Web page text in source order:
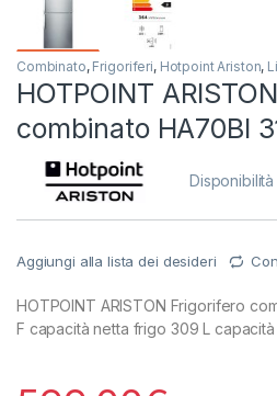
Combinato, Frigoriferi, Hotpoint Ariston,
HOTPOINT
combinato HA70BI
Disponibilità
Aggiungi alla lista dei desideri
HOTPOINT ARISTON Frigorifero
F capacità netta frigo 309 L capacità